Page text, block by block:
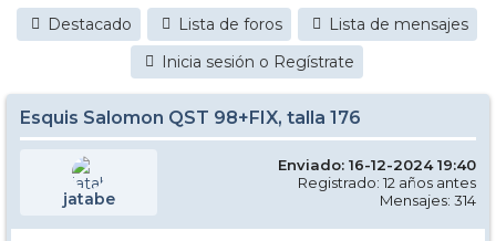
Destacado Lista de foros
Lista de mensajes
Inicia sesión o Regístrate
Esquis Salomon QST 98+FIX, talla 176
jatabe
Enviado: 16-12-2024 19:40
Registrado: 12 años antes
Mensajes: 314